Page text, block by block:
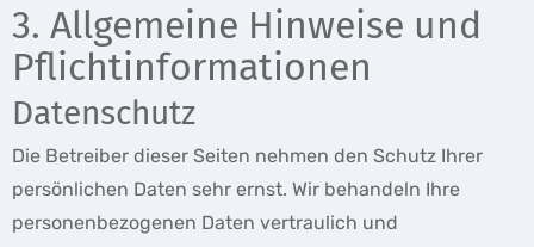
3. Allgemeine Hinweise und
Pflicht­informationen
Datenschutz
Die Betreiber dieser Seiten nehmen den Schutz Ihrer
persönlichen Daten sehr ernst. Wir behandeln Ihre
personenbezogenen Daten vertraulich und